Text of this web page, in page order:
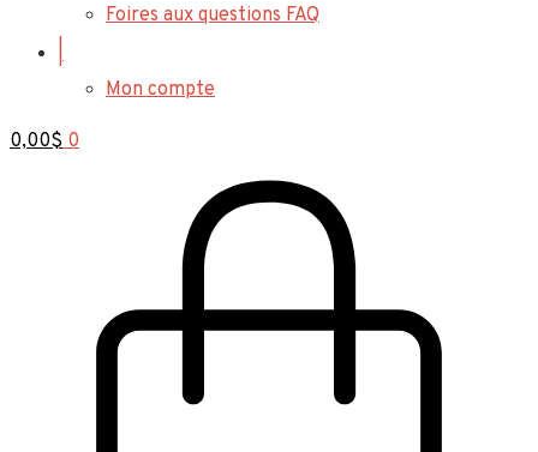
Foires aux questions FAQ
|
Mon compte
0,00$ 0